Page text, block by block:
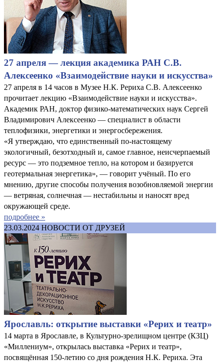
27 апреля — лекция академика РАН С.В.
Алексеенко «Взаимодействие науки и искусства»
27 апреля в 14 часов в Музее Н.К. Рериха С.В. Алексеенко
прочитает лекцию «Взаимодействие науки и искусства».
Академик РАН, доктор физико-математических наук Сергей
Владимирович Алексеенко — специалист в области
теплофизики, энергетики и энергосбережения.
«Я утверждаю, что единственный по-настоящему
экологичный, безотходный и, самое главное, неисчерпаемый
ресурс — это подземное тепло, на котором и базируется
геотермальная энергетика», — говорит учёный. По его
мнению, другие способы получения возобновляемой энергии
— ветряная, солнечная — нестабильны и наносят вред
окружающей среде.
подробнее »
23.03.2024 НОВОСТИ ОТ ДРУЗЕЙ
Ярославль: открытие выставки «Рерих и театр»
14 марта в Ярославле, в Культурно-зрелищном центре (КЗЦ)
«Миллениум», открылась выставка «Рерих и театр»,
посвящённая 150-летию со дня рождения Н.К. Рериха. Эта